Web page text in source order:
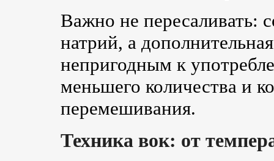
Важно не пересаливать:
натрий, а
непригодным к
меньшего количества и
перемешивания.
Техника вок: от